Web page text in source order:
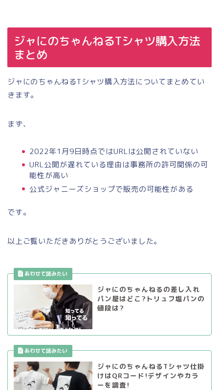
ジャにのちゃんねるTシャツ購入方法
まとめ
ジャにのちゃんねるTシャツ購入方法についてまとめてい
きます。
まず、
2022年1月9日時点ではURLは公開されていない
URL公開が遅れている理由は事務所の許可関係の可
能性が高い
公式ジャニーズショップで販売の可能性がある
です。
以上ご覧いただきありがとうございました。
ジャにのちゃんねるの差し入れ
パン屋はどこ?トリュフ塩パンの
値段は?
ジャにのちゃんねるTシャツ仕掛
けはQRコード!デザインやカラ
ーを調査!